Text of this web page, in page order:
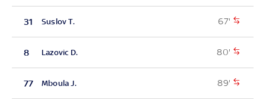
31 Suslov T. 67'
8 Lazovic D. 80'
77 Mboula J. 89'